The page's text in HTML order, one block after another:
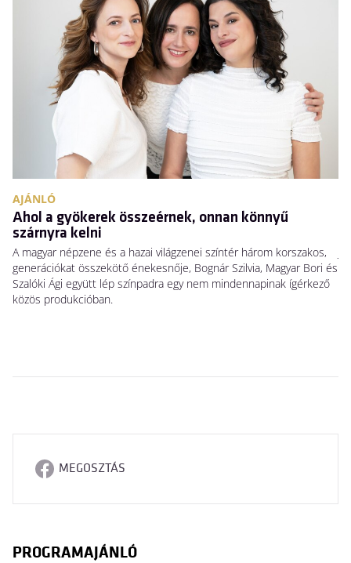
AJÁNLÓ
Ahol a gyökerek összeérnek, onnan könnyű
szárnyra kelni
A magyar népzene és a hazai világzenei színtér három korszakos,
generációkat összekötő énekesnője, Bognár Szilvia, Magyar Bori és
Szalóki Ági együtt lép színpadra egy nem mindennapinak ígérkező
közös produkcióban.
MEGOSZTÁS
PROGRAMAJÁNLÓ